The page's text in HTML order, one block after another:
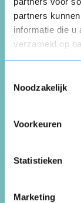
partners
informatie die u
verzameld op
Noodzakelijk
Voorkeuren
Statistieken
Marketing